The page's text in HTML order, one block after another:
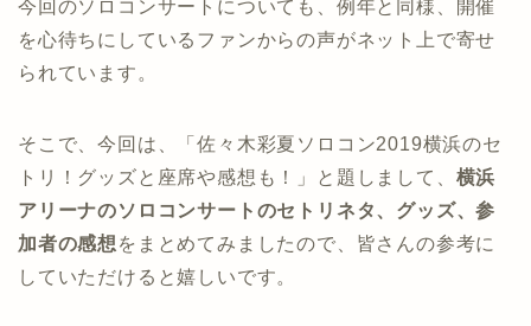
今回のソロコンサートについても、例年と同様、開催
を心待ちにしているファンからの声がネット上で寄せ
られています。
そこで、今回は、「佐々木彩夏ソロコン2019横浜のセ
トリ！グッズと座席や感想も！」と題しまして、 横浜
アリーナのソロコンサートのセトリネタ、グッズ、参
加者の感想 をまとめてみましたので、皆さんの参考に
していただけると嬉しいです。